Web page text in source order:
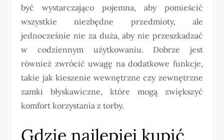
być wystarczająco pojemna, aby pomieścić
wszystkie niezbędne przedmioty, ale
jednocześnie nie za duża, aby nie przeszkadzać
w codziennym użytkowaniu. Dobrze jest
również zwrócić uwagę na dodatkowe funkcje,
takie jak kieszenie wewnętrzne czy zewnętrzne
zamki błyskawiczne, które mogą zwiększyć
komfort korzystania z torby.
Gdzie najlepiej kupić